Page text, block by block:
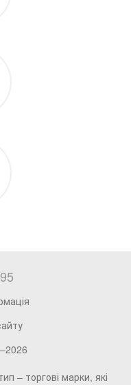
– торгові марки, які